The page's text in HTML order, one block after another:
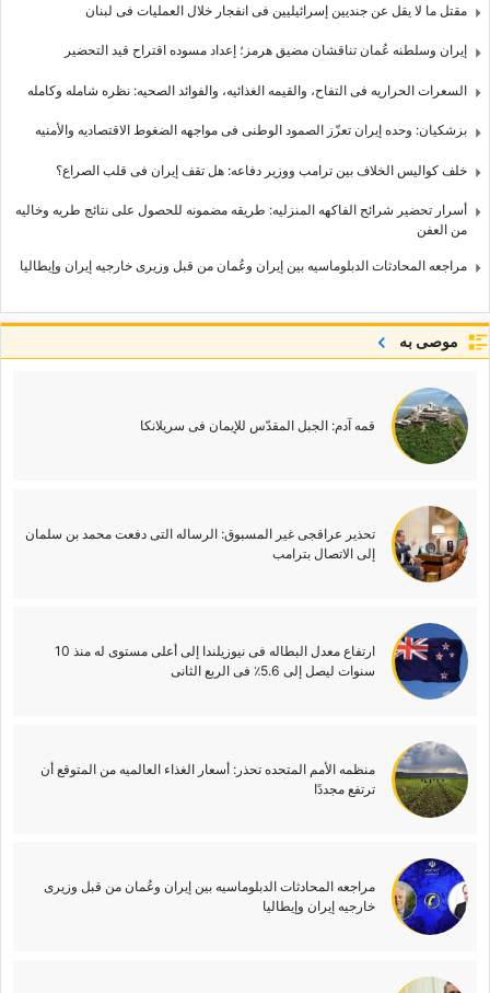
مقتل ما لا یقل عن جندیین إسرائیلیین فی انفجار خلال العملیات فی لبنان
إیران وسلطنه عُمان تناقشان مضیق هرمز؛ إعداد مسوده اقتراح قید التحضیر
السعرات الحراریه فی التفاح، والقیمه الغذائیه، والفوائد الصحیه: نظره شامله وکامله
بزشکیان: وحده إیران تعزّز الصمود الوطنی فی مواجهه الضغوط الاقتصادیه والأمنیه
خلف کوالیس الخلاف بین ترامب ووزیر دفاعه: هل تقف إیران فی قلب الصراع؟
أسرار تحضیر شرائح الفاکهه المنزلیه: طریقه مضمونه للحصول على نتائج طریه وخالیه
من العفن
مراجعه المحادثات الدبلوماسیه بین إیران وعُمان من قبل وزیری خارجیه إیران وإیطالیا
موصى به
قمه آدم: الجبل المقدّس للإیمان فی سریلانکا
تحذیر عراقجی غیر المسبوق: الرساله التی دفعت محمد بن سلمان
إلى الاتصال بترامب
ارتفاع معدل البطاله فی نیوزیلندا إلى أعلى مستوى له منذ 10
سنوات لیصل إلى 5.6٪ فی الربع الثانی
منظمه الأمم المتحده تحذر: أسعار الغذاء العالمیه من المتوقع أن
ترتفع مجددًا
مراجعه المحادثات الدبلوماسیه بین إیران وعُمان من قبل وزیری
خارجیه إیران وإیطالیا